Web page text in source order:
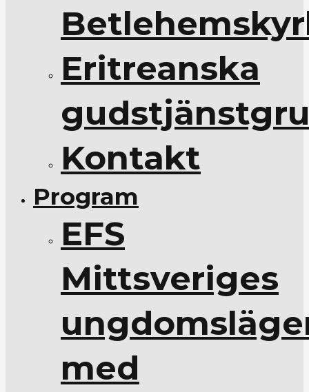
Eritreanska
Kontakt
Program
EFS
Mittsveriges
med